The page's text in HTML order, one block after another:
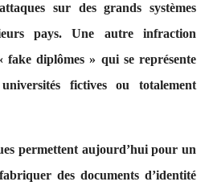
sur des grands systèmes
pays. Une autre infraction
fake diplômes » qui se représente
fictives ou totalement
permettent aujourd’hui pour un
des documents d’identité